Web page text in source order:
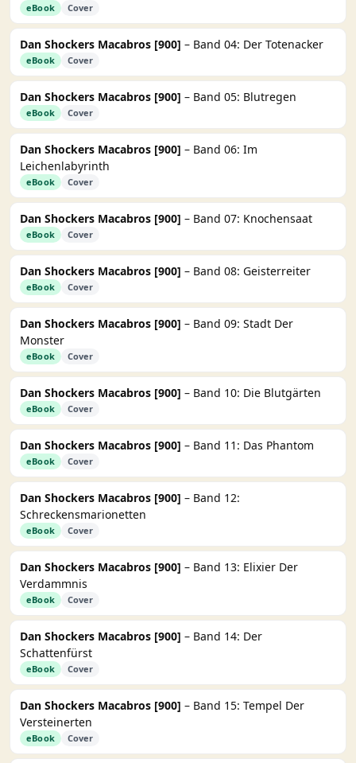
eBook Cover
Dan Shockers Macabros [900] – Band 04: Der Totenacker
eBook Cover
Dan Shockers Macabros [900] – Band 05: Blutregen
eBook Cover
Dan Shockers Macabros [900] – Band 06: Im
Leichenlabyrinth
eBook Cover
Dan Shockers Macabros [900] – Band 07: Knochensaat
eBook Cover
Dan Shockers Macabros [900] – Band 08: Geisterreiter
eBook Cover
Dan Shockers Macabros [900] – Band 09: Stadt Der
Monster
eBook Cover
Dan Shockers Macabros [900] – Band 10: Die Blutgärten
eBook Cover
Dan Shockers Macabros [900] – Band 11: Das Phantom
eBook Cover
Dan Shockers Macabros [900] – Band 12:
Schreckensmarionetten
eBook Cover
Dan Shockers Macabros [900] – Band 13: Elixier Der
Verdammnis
eBook Cover
Dan Shockers Macabros [900] – Band 14: Der
Schattenfürst
eBook Cover
Dan Shockers Macabros [900] – Band 15: Tempel Der
Versteinerten
eBook Cover